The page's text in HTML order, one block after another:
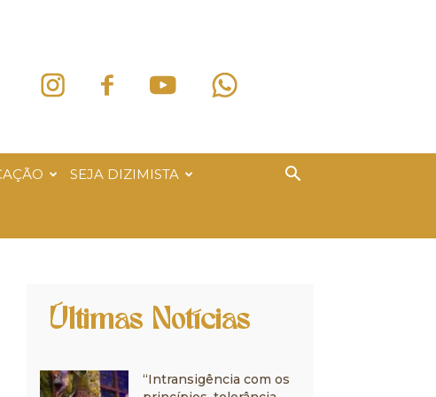
SEJA DIZIMISTA
Últimas Notícias
“Intransigência com os